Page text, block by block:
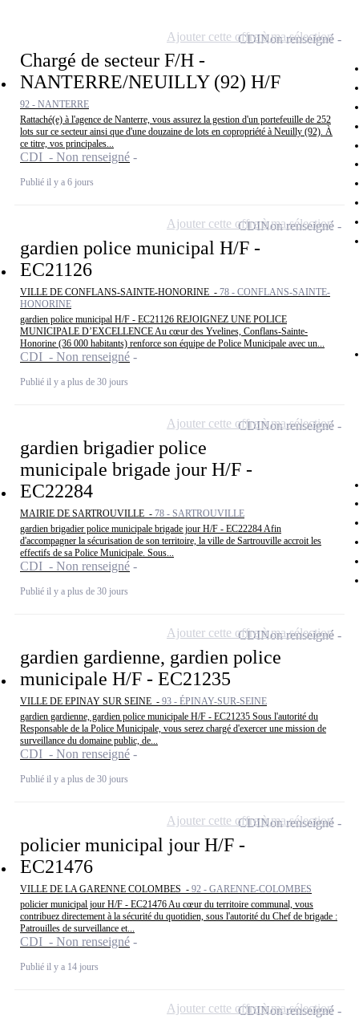
Chargé de secteur F/H -
NANTERRE/NEUILLY (92) H/F
92 - NANTERRE
Rattaché(e) à l'agence de Nanterre, vous assurez la gestion d'un portefeuille de 252
lots sur ce secteur ainsi que d'une douzaine de lots en copropriété à Neuilly (92). À
ce titre, vos principales...
CDI - Non renseigné
Publié il y a 6 jours
CDINon renseigné
Ajouter cette offre à ma sélection
gardien police municipal H/F -
EC21126
VILLE DE CONFLANS-SAINTE-HONORINE - 78 - CONFLANS-SAINTE-
HONORINE
gardien police municipal H/F - EC21126 REJOIGNEZ UNE POLICE
MUNICIPALE D’EXCELLENCE Au cœur des Yvelines, Conflans-Sainte-
Honorine (36 000 habitants) renforce son équipe de Police Municipale avec un...
CDI - Non renseigné
Publié il y a plus de 30 jours
CDINon renseigné
Ajouter cette offre à ma sélection
gardien brigadier police
municipale brigade jour H/F -
EC22284
MAIRIE DE SARTROUVILLE - 78 - SARTROUVILLE
gardien brigadier police municipale brigade jour H/F - EC22284 Afin
d'accompagner la sécurisation de son territoire, la ville de Sartrouville accroit les
effectifs de sa Police Municipale. Sous...
CDI - Non renseigné
Publié il y a plus de 30 jours
CDINon renseigné
Ajouter cette offre à ma sélection
gardien gardienne, gardien police
municipale H/F - EC21235
VILLE DE EPINAY SUR SEINE - 93 - ÉPINAY-SUR-SEINE
gardien gardienne, gardien police municipale H/F - EC21235 Sous l'autorité du
Responsable de la Police Municipale, vous serez chargé d'exercer une mission de
surveillance du domaine public, de...
CDI - Non renseigné
Publié il y a plus de 30 jours
CDINon renseigné
Ajouter cette offre à ma sélection
policier municipal jour H/F -
EC21476
VILLE DE LA GARENNE COLOMBES - 92 - GARENNE-COLOMBES
policier municipal jour H/F - EC21476 Au cœur du territoire communal, vous
contribuez directement à la sécurité du quotidien, sous l'autorité du Chef de brigade :
Patrouilles de surveillance et...
CDI - Non renseigné
Publié il y a 14 jours
CDINon renseigné
Ajouter cette offre à ma sélection
CDINon renseigné
Ajouter cette offre à ma sélection